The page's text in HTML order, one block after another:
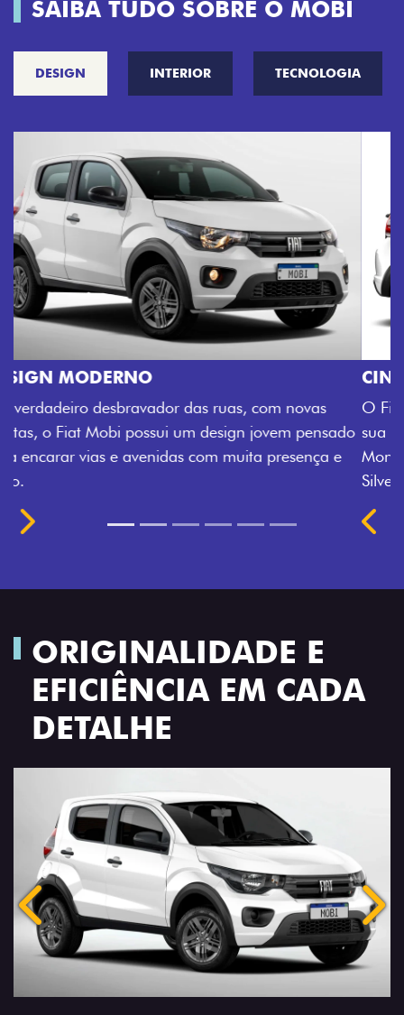
SAIBA TUDO SOBRE O MOBI
DESIGN INTERIOR TECNOLOGIA
CINCO OPÇÕES DE CORES
O Fiat Mobi tem sempre uma opção de cor que é a
sua cara. Escolha entre o Preto Vulcano, Vermelho
Montecarlo, Branco Banchisa, Prata Bari e Cinza
Silverstone.
Previous
Rodas de liga leve
ORIGINALIDADE E
EFICIÊNCIA EM CADA
DETALHE
Anterior